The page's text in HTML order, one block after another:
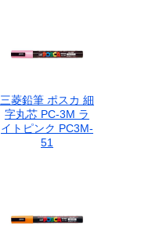
三菱鉛筆 ポスカ 細
字丸芯 PC-3M ラ
イトピンク PC3M-
51